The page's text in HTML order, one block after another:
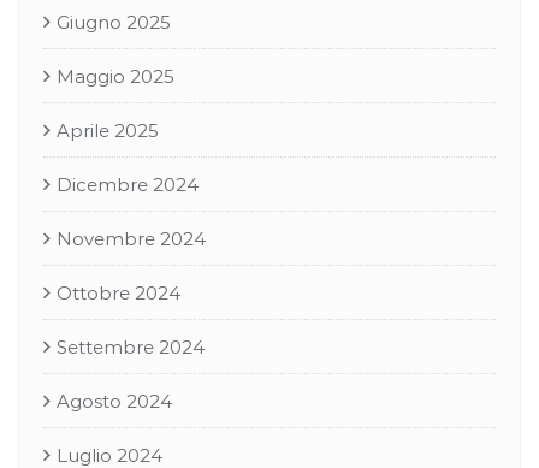
Giugno 2025
Maggio 2025
Aprile 2025
Dicembre 2024
Novembre 2024
Ottobre 2024
Settembre 2024
Agosto 2024
Luglio 2024